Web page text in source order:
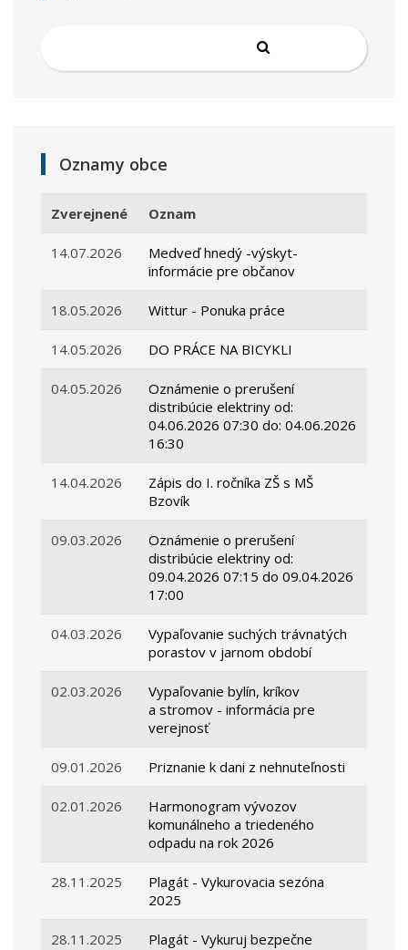
Oznamy obce
Zverejnené Oznam
14.07.2026
Medveď hnedý -výskyt-
informácie pre občanov
18.05.2026 Wittur - Ponuka práce
14.05.2026 DO PRÁCE NA BICYKLI
04.05.2026
Oznámenie o prerušení
distribúcie elektriny od:
04.06.2026 07:30 do: 04.06.2026
16:30
14.04.2026
Zápis do I. ročníka ZŠ s MŠ
Bzovík
09.03.2026
Oznámenie o prerušení
distribúcie elektriny od:
09.04.2026 07:15 do 09.04.2026
17:00
04.03.2026
Vypaľovanie suchých trávnatých
porastov v jarnom období
02.03.2026
Vypaľovanie bylín, kríkov
a stromov - informácia pre
verejnosť
09.01.2026 Priznanie k dani z nehnuteľnosti
02.01.2026
Harmonogram vývozov
komunálneho a triedeného
odpadu na rok 2026
28.11.2025
Plagát - Vykurovacia sezóna
2025
28.11.2025 Plagát - Vykuruj bezpečne